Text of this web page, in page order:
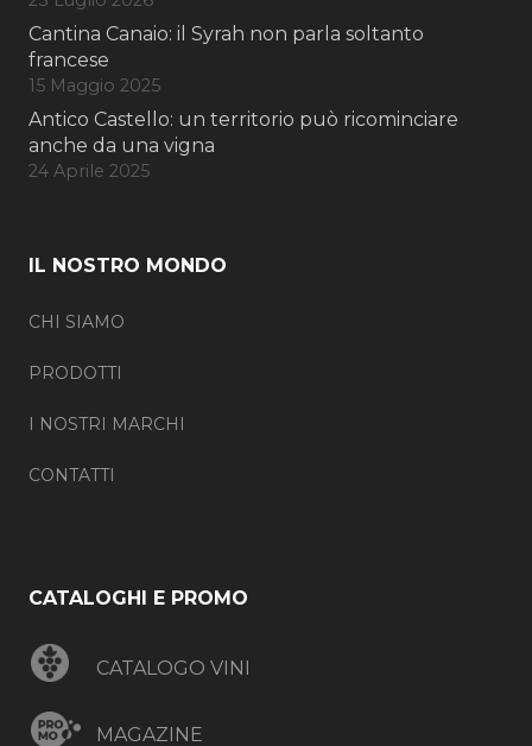
Cantina Canaio: il Syrah non parla soltanto
francese
15 Maggio 2025
Antico Castello: un territorio può ricominciare
anche da una vigna
24 Aprile 2025
IL NOSTRO MONDO
CHI SIAMO
PRODOTTI
I NOSTRI MARCHI
CONTATTI
CATALOGHI E PROMO
CATALOGO VINI
MAGAZINE